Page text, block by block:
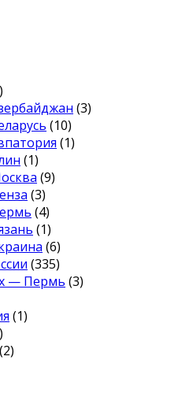
(3)
(10)
(1)
(1)
(9)
(3)
(4)
(1)
(6)
(335)
— Пермь (3)
(1)
(2)